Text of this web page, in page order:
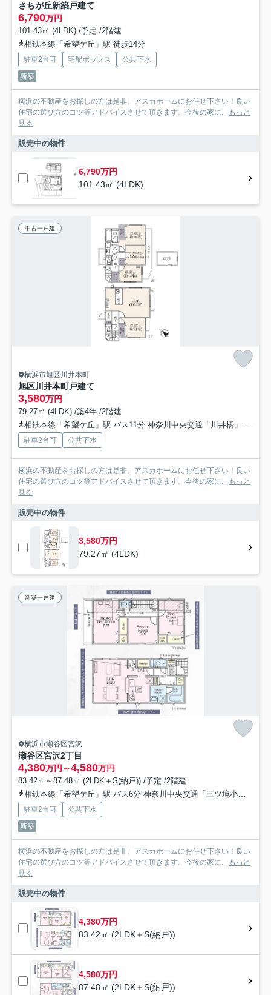
さちが丘新築戸建て
6,790万円
101.43㎡ (4LDK) /予定 /2階建
相鉄本線「希望ケ丘」駅 徒歩14分
駐車2台可 宅配ボックス
公共下水
新築
横浜の不動産をお探しの方は是非、アスカホームにお任せ下さい！良い
住宅の選び方のコツ等アドバイスさせて頂きます。今後の家に... もっと
見る
販売中の物件
6,790万円
101.43㎡ (4LDK)
中古一戸建
横浜市旭区川井本町
旭区川井本町戸建て
3,580万円
79.27㎡ (4LDK) /築4年 /2階建
相鉄本線「希望ケ丘」駅 バス11分 神奈川中央交通「川井橋」 停歩11分
駐車2台可 公共下水
横浜の不動産をお探しの方は是非、アスカホームにお任せ下さい！良い
住宅の選び方のコツ等アドバイスさせて頂きます。今後の家に... もっと
見る
販売中の物件
3,580万円
79.27㎡ (4LDK)
新築一戸建
横浜市瀬谷区宮沢
瀬谷区宮沢2丁目
4,380万円～4,580万円
83.42㎡～87.48㎡ (2LDK＋S(納戸)) /予定 /2階建
相鉄本線「希望ケ丘」駅 バス6分 神奈川中央交通「三ツ境小学校前」 停歩9分
駐車2台可
公共下水
新築
横浜の不動産をお探しの方は是非、アスカホームにお任せ下さい！良い
住宅の選び方のコツ等アドバイスさせて頂きます。今後の家に... もっと
見る
販売中の物件
4,380万円
83.42㎡ (2LDK＋S(納戸))
4,580万円
87.48㎡ (2LDK＋S(納戸))